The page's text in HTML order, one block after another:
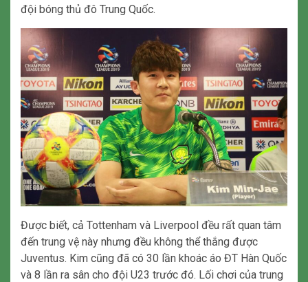
đội bóng thủ đô Trung Quốc.
Được biết, cả Tottenham và Liverpool đều rất quan tâm
đến trung vệ này nhưng đều không thể thắng được
Juventus. Kim cũng đã có 30 lần khoác áo ĐT Hàn Quốc
và 8 lần ra sân cho đội U23 trước đó. Lối chơi của trung